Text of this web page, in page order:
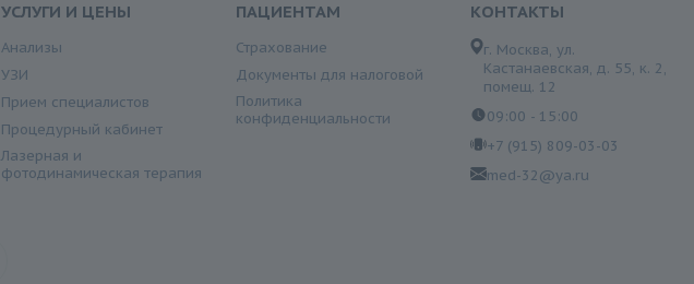
УСЛУГИ И ЦЕНЫ
Анализы
УЗИ
Прием специалистов
Процедурный кабинет
Лазерная и
фотодинамическая терапия
ПАЦИЕНТАМ
Страхование
Документы для налоговой
Политика
конфиденциальности
КОНТАКТЫ
г. Москва, ул.
Кастанаевская, д. 55, к. 2,
помещ. 12
09:00 - 15:00
+7 (915) 809-03-03
med-32@ya.ru